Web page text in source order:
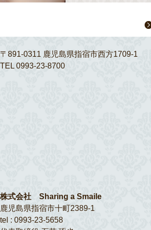
〒891-0311 鹿児島県指宿市西方1709-1
TEL 0993-23-8700
株式会社 Sharing a Smaile
鹿児島県指宿市十町2389-1
tel : 0993-23-5658